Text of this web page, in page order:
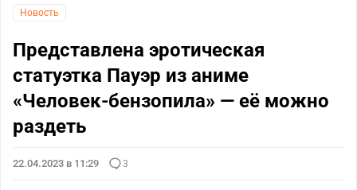
Новость
Представлена эротическая
статуэтка Пауэр из аниме
«Человек-бензопила» — её можно
раздеть
22.04.2023 в 11:29 3